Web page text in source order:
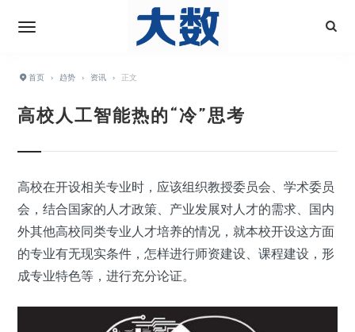
首页 › 趋势 › 资讯 › 正文
高校人工智能热的“冷”思考
高校在开设相关专业时，应该组织教授委员会、学术委员
会，结合国家的人才政策、产业发展对人才的需求、国内
外其他高校同类专业人才培养的情况，就本校开设这方面
的专业有无现实条件，怎样进行师资建设、课程建设，形
成专业特色等，进行充分论证。